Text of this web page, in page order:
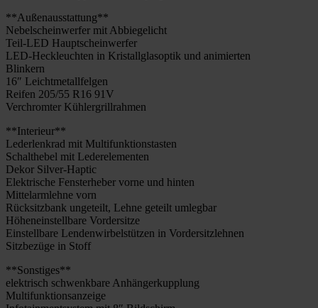
**Außen­aus­stat­tung**
Nebel­schein­wer­fer mit Abbie­ge­licht
Teil-LED Haupt­schein­wer­fer
LED-Heck­­leuch­­ten in Kris­tall­glas­op­tik und ani­mier­ten
Blin­kern
16″ Leicht­me­tall­fel­gen
Rei­fen 205/55 R16 91V
Ver­chrom­ter Küh­ler­grill­rah­men
**Inte­ri­eur**
Leder­lenk­rad mit Mul­ti­funk­ti­ons­tas­ten
Schalt­he­bel mit Leder­ele­men­ten
Dekor Sil­­ver-Hap­­tic
Elek­tri­sche Fens­ter­he­ber vor­ne und hin­ten
Mit­tel­arm­leh­ne vorn
Rück­sitz­bank unge­teilt, Leh­ne geteilt umleg­bar
Höhen­ein­stell­ba­re Vor­der­sit­ze
Ein­stell­ba­re Len­den­wir­bel­stüt­zen in Vor­der­sitz­leh­nen
Sitz­be­zü­ge in Stoff
**Sons­ti­ges**
elek­trisch schwenk­ba­re Anhän­ger­kupp­lung
Mul­ti­funk­ti­ons­an­zei­ge